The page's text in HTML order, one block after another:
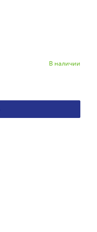
В наличии